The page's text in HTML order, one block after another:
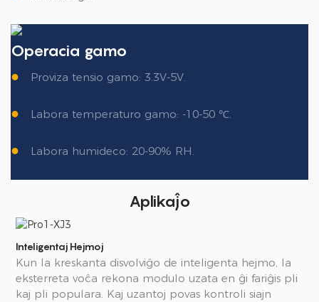
Operacia gamo
● Proviza tensio gamo: 3.3V-5V.
● Labora temperaturo gamo: -10-50 ℃.
● Labora humideco: 20-90% RH.
Aplikaĵo
Inteligentaj Hejmoj
Kun la kreskanta disvolviĝo de inteligenta hejmo, la
eksterreta voĉa rekona modulo uzata en ĝi fariĝis pli
kaj pli populara. Kaj uzantoj povas kontroli siajn